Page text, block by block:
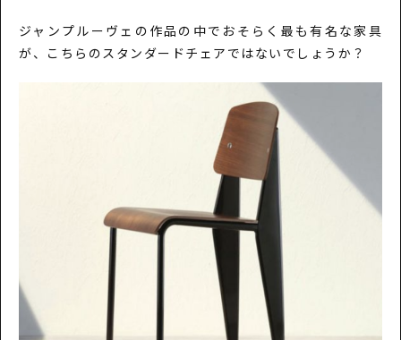
ジャンプルーヴェの作品の中でおそらく最も有名な家具
が、こちらのスタンダードチェアではないでしょうか？